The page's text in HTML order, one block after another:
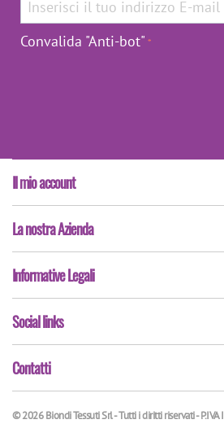
Convalida "Anti-bot"
Il mio account
La nostra Azienda
Informative Legali
Social links
Contatti
© 2026 Biondi Tessuti Srl - Tutti i diritti riservati -